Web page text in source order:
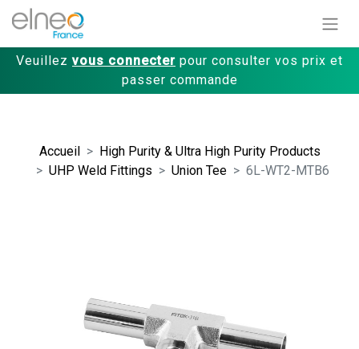
Veuillez vous connecter pour consulter vos prix et
passer commande
Accueil
High Purity & Ultra High Purity Products
UHP Weld Fittings
Union Tee 6L-WT2-MTB6